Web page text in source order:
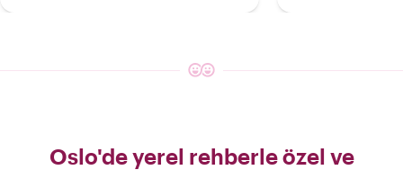
Oslo'de yerel rehberle özel ve